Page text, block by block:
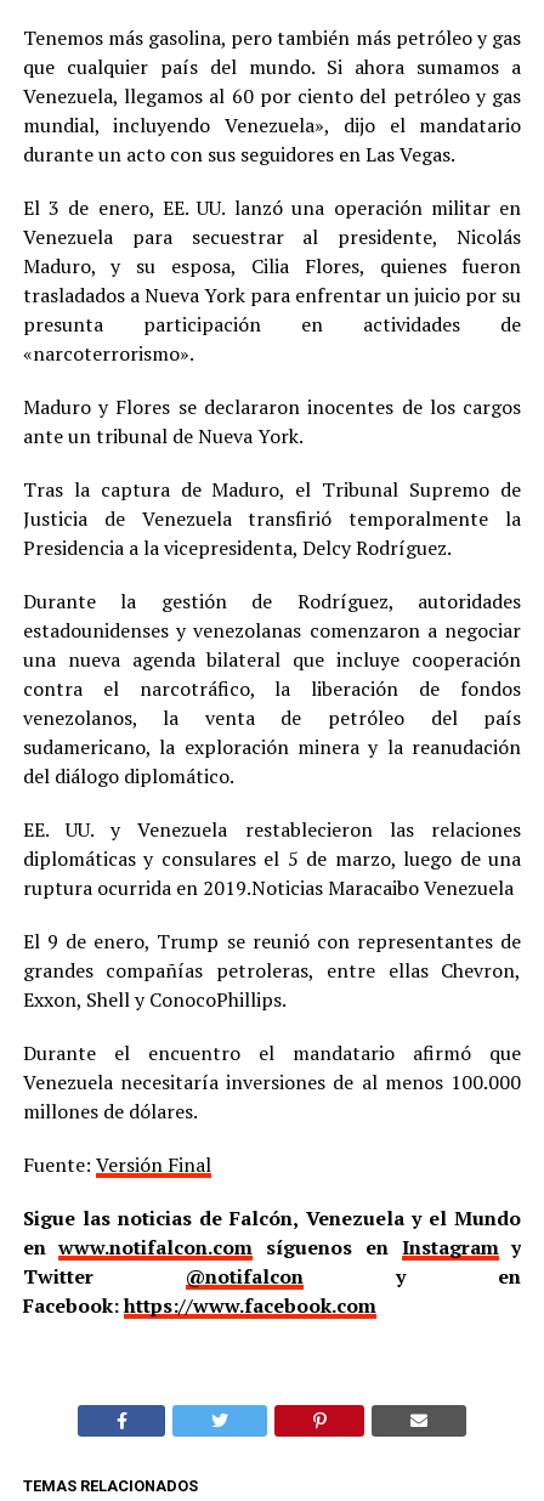
Tenemos más gasolina, pero también más petróleo y gas
que cualquier país del mundo. Si ahora sumamos a
Venezuela, llegamos al 60 por ciento del petróleo y gas
mundial, incluyendo Venezuela», dijo el mandatario
durante un acto con sus seguidores en Las Vegas.
El 3 de enero, EE. UU. lanzó una operación militar en
Venezuela para secuestrar al presidente, Nicolás
Maduro, y su esposa, Cilia Flores, quienes fueron
trasladados a Nueva York para enfrentar un juicio por su
presunta participación en actividades de
«narcoterrorismo».
Maduro y Flores se declararon inocentes de los cargos
ante un tribunal de Nueva York.
Tras la captura de Maduro, el Tribunal Supremo de
Justicia de Venezuela transfirió temporalmente la
Presidencia a la vicepresidenta, Delcy Rodríguez.
Durante la gestión de Rodríguez, autoridades
estadounidenses y venezolanas comenzaron a negociar
una nueva agenda bilateral que incluye cooperación
contra el narcotráfico, la liberación de fondos
venezolanos, la venta de petróleo del país
sudamericano, la exploración minera y la reanudación
del diálogo diplomático.
EE. UU. y Venezuela restablecieron las relaciones
diplomáticas y consulares el 5 de marzo, luego de una
ruptura ocurrida en 2019.Noticias Maracaibo Venezuela
El 9 de enero, Trump se reunió con representantes de
grandes compañías petroleras, entre ellas Chevron,
Exxon, Shell y ConocoPhillips.
Durante el encuentro el mandatario afirmó que
Venezuela necesitaría inversiones de al menos 100.000
millones de dólares.
Fuente: Versión Final
Sigue las noticias de Falcón, Venezuela y el Mundo
enwww.notifalcon.com síguenos en Instagramy
Twitter @notifalcony en
Facebook:https://www.facebook.com
TEMAS RELACIONADOS